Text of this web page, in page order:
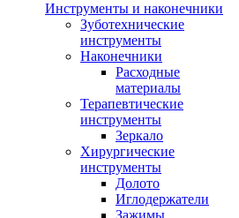
Инструменты и наконечники
Зуботехнические
инструменты
Наконечники
Расходные
материалы
Терапевтические
инструменты
Зеркало
Хирургические
инструменты
Долото
Иглодержатели
Зажимы